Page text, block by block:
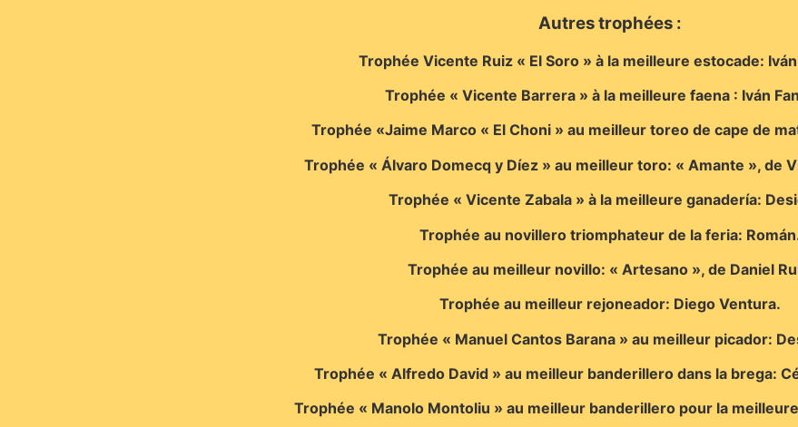
Autres trophées :
Trophée Vicente Ruiz « El Soro » à la meilleure estocade:
Trophée « Vicente Barrera » à la meilleure faena : Iván
Trophée «Jaime Marco « El Choni » au meilleur toreo de cape de
Trophée « Álvaro Domecq y Díez » au meilleur toro: « Amante », de
Trophée « Vicente Zabala » à la meilleure ganadería:
Trophée au novillero triomphateur de la feria:
Trophée au meilleur novillo: « Artesano », de Daniel
Trophée au meilleur rejoneador: Diego Ventura.
Trophée « Manuel Cantos Barana » au meilleur picador:
Trophée « Alfredo David » au meilleur banderillero dans la brega:
Trophée « Manolo Montoliu » au meilleur banderillero pour la